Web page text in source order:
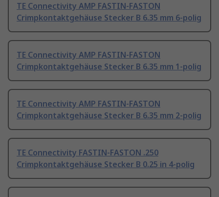
TE Connectivity AMP FASTIN-FASTON
Crimpkontaktgehäuse Stecker B 6.35 mm 6-polig
TE Connectivity AMP FASTIN-FASTON
Crimpkontaktgehäuse Stecker B 6.35 mm 1-polig
TE Connectivity AMP FASTIN-FASTON
Crimpkontaktgehäuse Stecker B 6.35 mm 2-polig
TE Connectivity FASTIN-FASTON .250
Crimpkontaktgehäuse Stecker B 0.25 in 4-polig